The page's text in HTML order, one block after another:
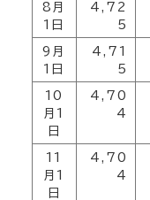
8月
1日
4,72
5
9月
1日
4,71
5
10
月1
日
4,70
4
11
月1
日
4,70
4